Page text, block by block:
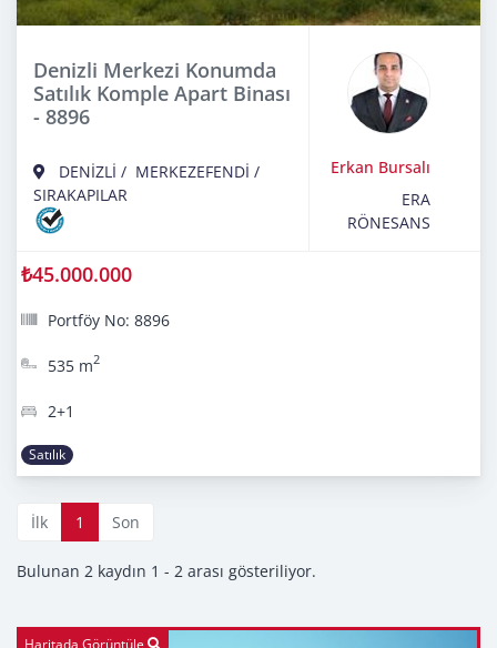
Denizli Merkezi Konumda
Satılık Komple Apart Binası
- 8896
DENİZLİ / MERKEZEFENDİ /
SIRAKAPILAR
Erkan Bursalı
ERA
RÖNESANS
₺45.000.000
Portföy No: 8896
535 m2
2+1
Satılık
İlk 1 Son
Bulunan 2 kaydın 1 - 2 arası gösteriliyor.
Haritada Görüntüle